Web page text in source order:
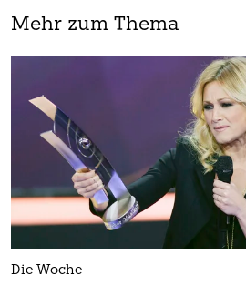
Mehr zum Thema
Die Woche